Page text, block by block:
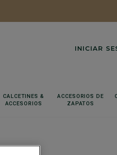
INICIAR
CALCETINES &
ACCESORIOS
ACCESORIOS DE
ZAPATOS